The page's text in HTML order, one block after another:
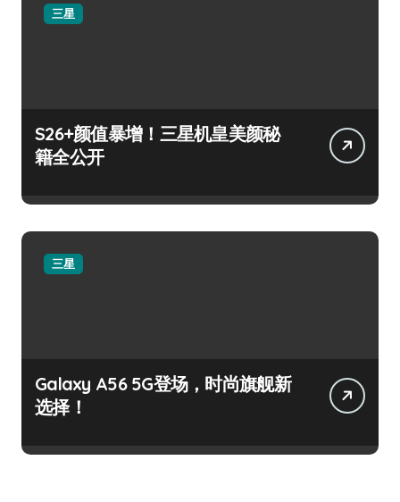
三星
S26+颜值暴增！三星机皇美颜秘
籍全公开
三星
Galaxy A56 5G登场，时尚旗舰新
选择！